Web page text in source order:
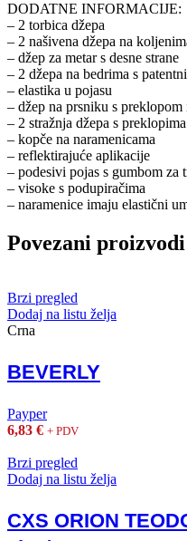
DODATNE INFORMACIJE:
– 2 torbica džepa
– 2 našivena džepa na
– džep za metar s desne strane
– 2 džepa na bedrima s
– elastika u pojasu
– džep na prsniku s
– 2 stražnja džepa s
– kopče na naramenicama
– reflektirajuće aplikacije
– podesivi pojas s gumbom za
– visoke s podupiračima
– naramenice imaju elastični
Povezani proizvodi
Brzi pregled
Dodaj na listu želja
Crna
BEVERLY
Payper
6,83 € + PDV
Brzi pregled
Dodaj na listu želja
CXS ORION